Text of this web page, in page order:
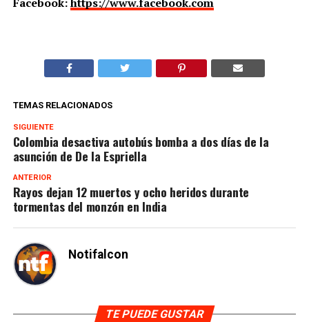
TEMAS RELACIONADOS
SIGUIENTE
Colombia desactiva autobús bomba a dos días de la
asunción de De la Espriella
ANTERIOR
Rayos dejan 12 muertos y ocho heridos durante
tormentas del monzón en India
Notifalcon
TE PUEDE GUSTAR